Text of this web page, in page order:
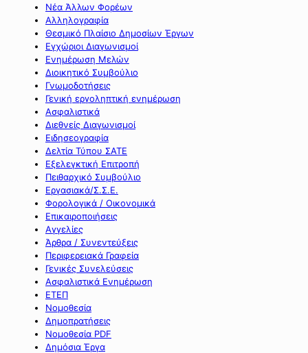
Νέα Άλλων Φορέων
Αλληλογραφία
Θεσμικό Πλαίσιο Δημοσίων Έργων
Εγχώριοι Διαγωνισμοί
Ενημέρωση Μελών
Διοικητικό Συμβούλιο
Γνωμοδοτήσεις
Γενική εργοληπτική ενημέρωση
Ασφαλιστικά
Διεθνείς Διαγωνισμοί
Ειδησεογραφία
Δελτία Τύπου ΣΑΤΕ
Εξελεγκτική Επιτροπή
Πειθαρχικό Συμβούλιο
Εργασιακά/Σ.Σ.Ε.
Φορολογικά / Οικονομικά
Επικαιροποιήσεις
Αγγελίες
Άρθρα / Συνεντεύξεις
Περιφερειακά Γραφεία
Γενικές Συνελεύσεις
Ασφαλιστικά Ενημέρωση
ΕΤΕΠ
Νομοθεσία
Δημοπρατήσεις
Νομοθεσία PDF
Δημόσια Έργα